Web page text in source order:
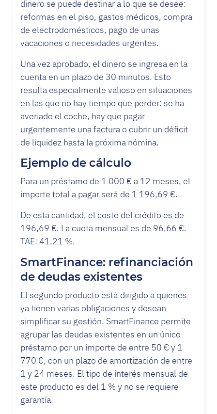
dinero se puede destinar a lo que se desee:
reformas en el piso, gastos médicos, compra
de electrodomésticos, pago de unas
vacaciones o necesidades urgentes.
Una vez aprobado, el dinero se ingresa en la
cuenta en un plazo de 30 minutos. Esto
resulta especialmente valioso en situaciones
en las que no hay tiempo que perder: se ha
averiado el coche, hay que pagar
urgentemente una factura o cubrir un déficit
de liquidez hasta la próxima nómina.
Ejemplo de cálculo
Para un préstamo de 1 000 € a 12 meses, el
importe total a pagar será de 1 196,69 €.
De esta cantidad, el coste del crédito es de
196,69 €. La cuota mensual es de 96,66 €.
TAE: 41,21 %.
SmartFinance: refinanciación
de deudas existentes
El segundo producto está dirigido a quienes
ya tienen varias obligaciones y desean
simplificar su gestión. SmartFinance permite
agrupar las deudas existentes en un único
préstamo por un importe de entre 50 € y 1
770 €, con un plazo de amortización de entre
1 y 24 meses. El tipo de interés mensual de
este producto es del 1 % y no se requiere
garantía.